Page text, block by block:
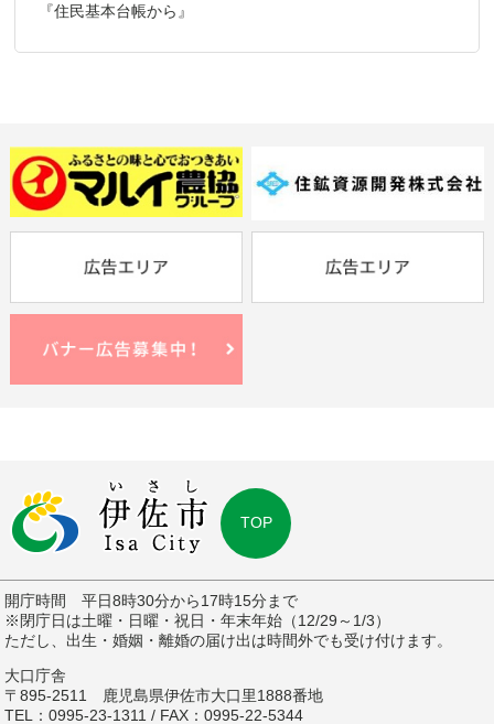
『住民基本台帳から』
TOP
開庁時間 平日8時30分から17時15分まで
※閉庁日は土曜・日曜・祝日・年末年始（12/29～1/3）
ただし、出生・婚姻・離婚の届け出は時間外でも受け付けます。
大口庁舎
〒895-2511 鹿児島県伊佐市大口里1888番地
TEL：0995-23-1311 / FAX：0995-22-5344